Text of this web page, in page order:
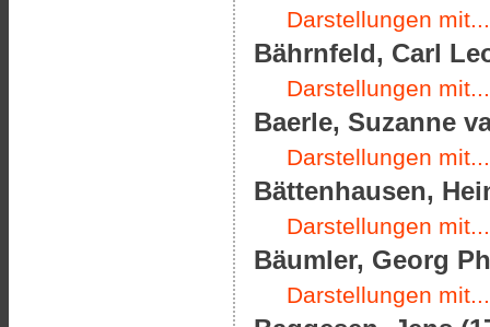
Darstellungen mit...
Bährnfeld, Carl
Darstellungen mit...
Baerle, Suzanne
Darstellungen mit...
Bättenhausen,
Darstellungen mit...
Bäumler, Georg
Darstellungen mit...